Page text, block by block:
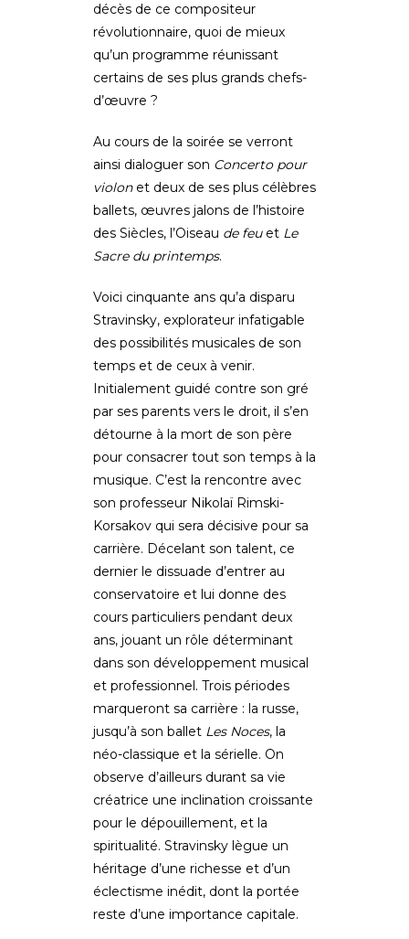
décès de ce compositeur
révolutionnaire, quoi de mieux
qu’un programme réunissant
certains de ses plus grands chefs-
d’œuvre ?
Au cours de la soirée se verront
ainsi dialoguer son Concerto pour
violonet deux de ses plus célèbres
ballets, œuvres jalons de l’histoire
des Siècles, l’Oiseau de feuet Le
Sacre du printemps.
Voici cinquante ans qu’a disparu
Stravinsky, explorateur infatigable
des possibilités musicales de son
temps et de ceux à venir.
Initialement guidé contre son gré
par ses parents vers le droit, il s’en
détourne à la mort de son père
pour consacrer tout son temps à la
musique. C’est la rencontre avec
son professeur Nikolaï Rimski-
Korsakov qui sera décisive pour sa
carrière. Décelant son talent, ce
dernier le dissuade d’entrer au
conservatoire et lui donne des
cours particuliers pendant deux
ans, jouant un rôle déterminant
dans son développement musical
et professionnel. Trois périodes
marqueront sa carrière : la russe,
jusqu’à son ballet Les Noces, la
néo-classique et la sérielle. On
observe d’ailleurs durant sa vie
créatrice une inclination croissante
pour le dépouillement, et la
spiritualité. Stravinsky lègue un
héritage d’une richesse et d’un
éclectisme inédit, dont la portée
reste d’une importance capitale.